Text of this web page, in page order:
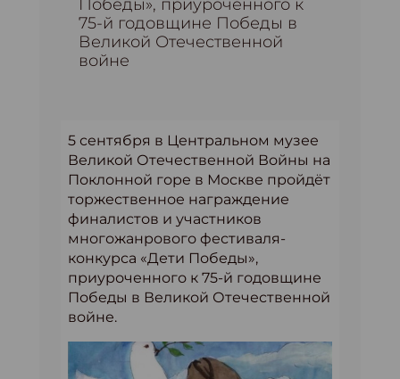
Победы», приуроченного к
75-й годовщине Победы в
Великой Отечественной
войне
5 сентября в Центральном музее
Великой Отечественной Войны на
Поклонной горе в Москве пройдёт
торжественное награждение
финалистов и участников
многожанрового фестиваля-
конкурса «Дети Победы»,
приуроченного к 75-й годовщине
Победы в Великой Отечественной
войне.